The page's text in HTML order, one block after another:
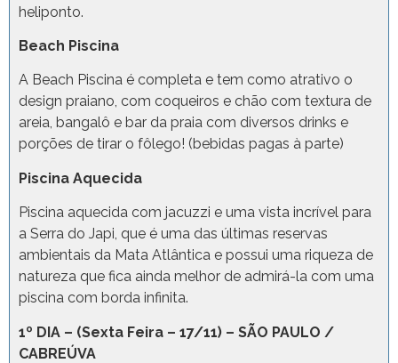
heliponto.
Beach Piscina
A Beach Piscina é completa e tem como atrativo o
design praiano, com coqueiros e chão com textura de
areia, bangalô e bar da praia com diversos drinks e
porções de tirar o fôlego! (bebidas pagas à parte)
Piscina Aquecida
Piscina aquecida com jacuzzi e uma vista incrível para
a Serra do Japi, que é uma das últimas reservas
ambientais da Mata Atlântica e possui uma riqueza de
natureza que fica ainda melhor de admirá-la com uma
piscina com borda infinita.
1º DIA – (Sexta Feira – 17/11) – SÃO PAULO /
CABREÚVA